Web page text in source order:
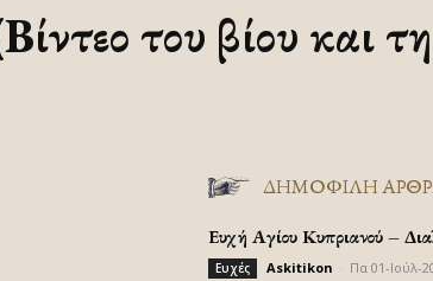
του βίου και
ΔΗΜΟΦΙΛΗ
Ευχή Αγίου Κυπριανού –
Ευχές Askitikon Πα 01-Ιούλ-